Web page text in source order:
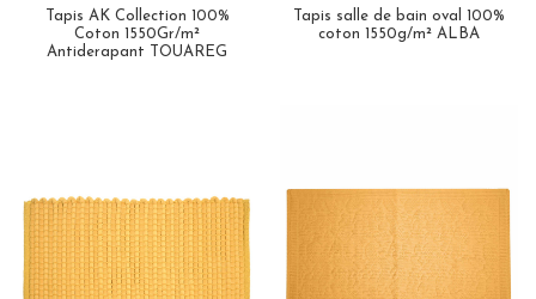
Tapis AK Collection 100%
Coton 1550Gr/m²
Antiderapant TOUAREG
Tapis salle de bain oval 100%
coton 1550g/m² ALBA